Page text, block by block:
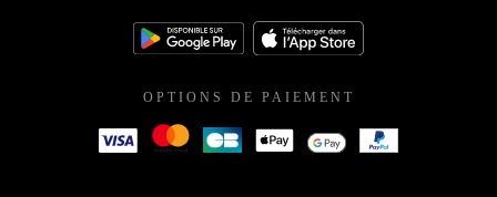
OPTIONS DE PAIEMENT